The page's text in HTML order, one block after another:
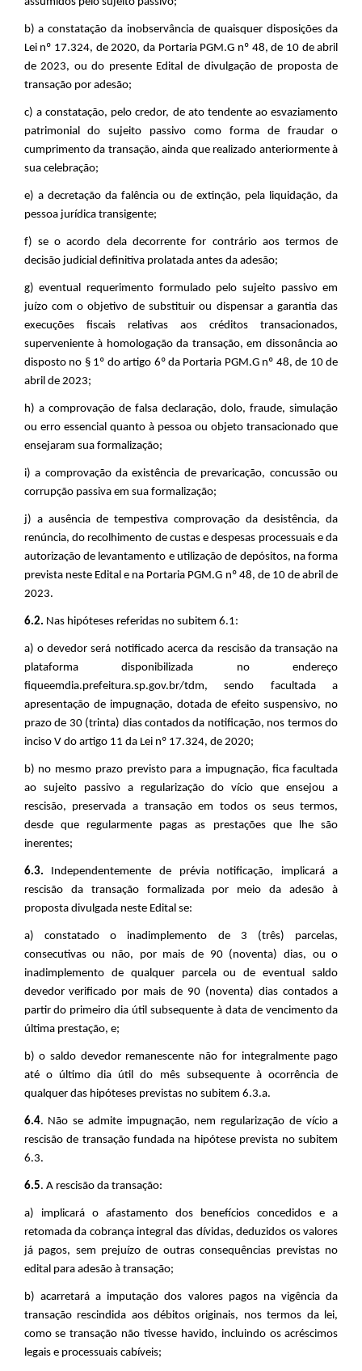
b) a constatação da inobservância de quaisquer disposições da
Lei nº 17.324, de 2020, da Portaria PGM.G nº 48, de 10 de abril
de 2023, ou do presente Edital de divulgação de proposta de
transação por adesão;
c) a constatação, pelo credor, de ato tendente ao esvaziamento
patrimonial do sujeito passivo como forma de fraudar o
cumprimento da transação, ainda que realizado anteriormente à
sua celebração;
e) a decretação da falência ou de extinção, pela liquidação, da
pessoa jurídica transigente;
f) se o acordo dela decorrente for contrário aos termos de
decisão judicial definitiva prolatada antes da adesão;
g) eventual requerimento formulado pelo sujeito passivo em
juízo com o objetivo de substituir ou dispensar a garantia das
execuções fiscais relativas aos créditos transacionados,
superveniente à homologação da transação, em dissonância ao
disposto no § 1º do artigo 6º da Portaria PGM.G nº 48, de 10 de
abril de 2023;
h) a comprovação de falsa declaração, dolo, fraude, simulação
ou erro essencial quanto à pessoa ou objeto transacionado que
ensejaram sua formalização;
i) a comprovação da existência de prevaricação, concussão ou
corrupção passiva em sua formalização;
j) a ausência de tempestiva comprovação da desistência, da
renúncia, do recolhimento de custas e despesas processuais e da
autorização de levantamento e utilização de depósitos, na forma
prevista neste Edital e na Portaria PGM.G nº 48, de 10 de abril de
2023.
6.2. Nas hipóteses referidas no subitem 6.1:
a) o devedor será notificado acerca da rescisão da transação na
plataforma disponibilizada no endereço
fiqueemdia.prefeitura.sp.gov.br/tdm,sendo facultada a
apresentação de impugnação, dotada de efeito suspensivo, no
prazo de 30 (trinta) dias contados da notificação, nos termos do
inciso V do artigo 11 da Lei nº 17.324, de 2020;
b) no mesmo prazo previsto para a impugnação, fica facultada
ao sujeito passivo a regularização do vício que ensejou a
rescisão, preservada a transação em todos os seus termos,
desde que regularmente pagas as prestações que lhe são
inerentes;
6.3. Independentemente de prévia notificação, implicará a
rescisão da transação formalizada por meio da adesão à
proposta divulgada neste Edital se:
a) constatado o inadimplemento de 3 (três) parcelas,
consecutivas ou não, por mais de 90 (noventa) dias, ou o
inadimplemento de qualquer parcela ou de eventual saldo
devedor verificado por mais de 90 (noventa) dias contados a
partir do primeiro dia útil subsequente à data de vencimento da
última prestação, e;
b) o saldo devedor remanescente não for integralmente pago
até o último dia útil do mês subsequente à ocorrência de
qualquer das hipóteses previstas no subitem 6.3.a.
6.4. Não se admite impugnação, nem regularização de vício a
rescisão de transação fundada na hipótese prevista no subitem
6.3.
6.5. A rescisão da transação:
a) implicará o afastamento dos benefícios concedidos e a
retomada da cobrança integral das dívidas, deduzidos os valores
já pagos, sem prejuízo de outras consequências previstas no
edital para adesão à transação;
b) acarretará a imputação dos valores pagos na vigência da
transação rescindida aos débitos originais, nos termos da lei,
como se transação não tivesse havido, incluindo os acréscimos
legais e processuais cabíveis;